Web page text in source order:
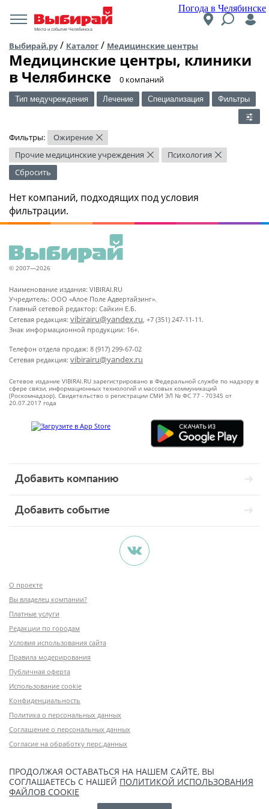
Погода в Челябинске
Места и события Челябинска
Выбирай.ру/ Каталог / Медицинские центры
Медицинские центры, клиники
в Челябинске
​0 компаний
Тип медучреждения Лечение Специализация Фильтры
Фильтры: Ожирение ×
Прочие медицинские учреждения × Психология ×
Сбросить
Нет компаний, подходящих под условия
фильтрации.
© 2007—2026
Наименование издания: VIBIRAI.RU
Учредитель: ООО «Алое Поле Адвертайзинг».
Главный сетевой редактор: Сайкин Е.Б.
Сетевая редакция: vibirairu@yandex.ru, +7 (351) 247-11-11.
Знак информационной продукции: 16+.
Телефон отдела продаж: 8 (917) 299-67-02
Сетевая редакция: vibirairu@yandex.ru
Сетевое издание VIBIRAI.RU зарегистрировано в Федеральной службе по надзору в
сфере связи, информационных технологий и массовых коммуникаций
(Роскомнадзор). Свидетельство о регистрации СМИ ЭЛ № ФС 77 - 70345 от
20.07.2017 года
Добавить компанию
Добавить событие
О проекте
Вы владелец компании?
Платные услуги
Редакции по городам
Условия использования сайта
Правила модерирования
Публичная оферта
Использование cookie
Конфиденциальность
Политика о персональных данных
Соглашение о персональных данных
Согласие на обработку перс.данных
ПРОДОЛЖАЯ ОСТАВАТЬСЯ НА НАШЕМ САЙТЕ, ВЫ
СОГЛАШАЕТЕСЬ С НАШЕЙ ПОЛИТИКОЙ ИСПОЛЬЗОВАНИЯ
ФАЙЛОВ COOKIE